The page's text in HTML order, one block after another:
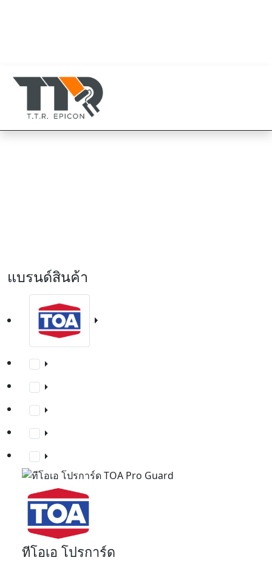
แบรนด์สินค้า
ทีโอเอ โปรการ์ด